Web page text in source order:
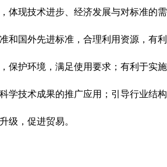
体现技术进步、经济发展与对标准的需
和国外先进标准，合理利用资源，有利
保护环境，满足使用要求；有利于实施
学技术成果的推广应用；引导行业结构
级，促进贸易。